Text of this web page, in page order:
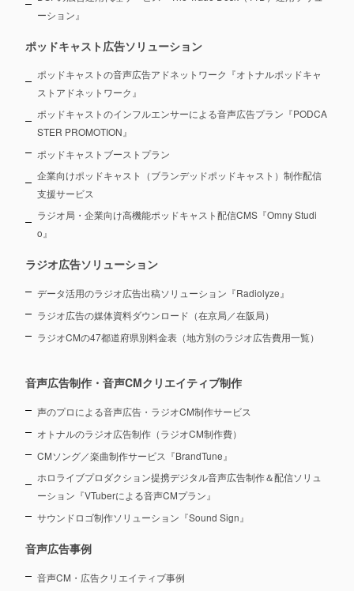
ーション』
ポッドキャスト広告ソリューション
ポッドキャストの音声広告アドネットワーク『オトナルポッドキャ
ストアドネットワーク』
ポッドキャストのインフルエンサーによる音声広告プラン『PODCA
STER PROMOTION』
ポッドキャストブーストプラン
企業向けポッドキャスト（ブランデッドポッドキャスト）制作配信
支援サービス
ラジオ局・企業向け高機能ポッドキャスト配信CMS『Omny Studi
o』
ラジオ広告ソリューション
データ活用のラジオ広告出稿ソリューション『Radiolyze』
ラジオ広告の媒体資料ダウンロード（在京局／在阪局）
ラジオCMの47都道府県別料金表（地方別のラジオ広告費用一覧）
音声広告制作・音声CMクリエイティブ制作
声のプロによる音声広告・ラジオCM制作サービス
オトナルのラジオ広告制作（ラジオCM制作費）
CMソング／楽曲制作サービス『BrandTune』
ホロライブプロダクション提携デジタル音声広告制作＆配信ソリュ
ーション 『VTuberによる音声CMプラン』
サウンドロゴ制作ソリューション『Sound Sign』
音声広告事例
音声CM・広告クリエイティブ事例